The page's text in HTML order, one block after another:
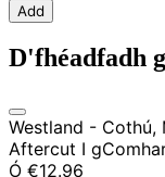
Add
D'fhéadfadh
Westland - Cothú,
Aftercut I
Ó €12.96